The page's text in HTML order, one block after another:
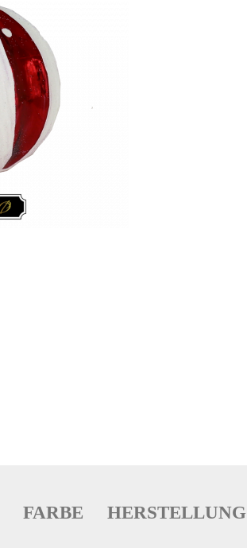
FARBE HERSTELLUNG